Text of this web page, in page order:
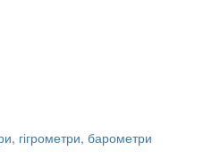
гігрометри, барометри